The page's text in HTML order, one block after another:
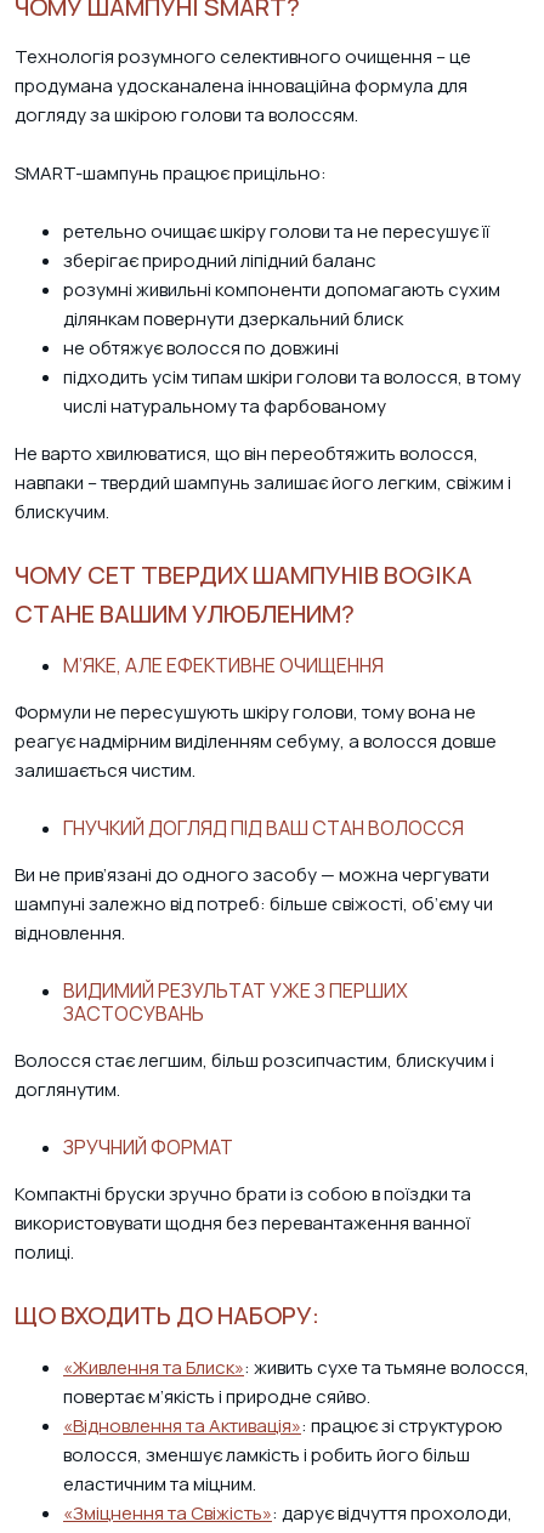
ЧОМУ ШАМПУНІ SMART?
Технологія розумного селективного очищення – це
продумана удосканалена інноваційна формула для
догляду за шкірою голови та волоссям.
SMART-шампунь працює прицільно:
ретельно очищає шкіру голови та не пересушує її
зберігає природний ліпідний баланс
розумні живильні компоненти допомагають сухим
ділянкам повернути дзеркальний блиск
не обтяжує волосся по довжині
підходить усім типам шкіри голови та волосся, в тому
числі натуральному та фарбованому
Не варто хвилюватися, що він переобтяжить волосся,
навпаки – твердий шампунь залишає його легким, свіжим і
блискучим.
ЧОМУ СЕТ ТВЕРДИХ ШАМПУНІВ BOGIKA
СТАНЕ ВАШИМ УЛЮБЛЕНИМ?
М’ЯКЕ, АЛЕ ЕФЕКТИВНЕ ОЧИЩЕННЯ
Формули не пересушують шкіру голови, тому вона не
реагує надмірним виділенням себуму, а волосся довше
залишається чистим.
ГНУЧКИЙ ДОГЛЯД ПІД ВАШ СТАН ВОЛОССЯ
Ви не прив’язані до одного засобу — можна чергувати
шампуні залежно від потреб: більше свіжості, об’єму чи
відновлення.
ВИДИМИЙ РЕЗУЛЬТАТ УЖЕ З ПЕРШИХ
ЗАСТОСУВАНЬ
Волосся стає легшим, більш розсипчастим, блискучим і
доглянутим.
ЗРУЧНИЙ ФОРМАТ
Компактні бруски зручно брати із собою в поїздки та
використовувати щодня без перевантаження ванної
полиці.
ЩО ВХОДИТЬ ДО НАБОРУ:
«Живлення та Блиск»: живить сухе та тьмяне волосся,
повертає м’якість і природне сяйво.
«Відновлення та Активація»: працює зі структурою
волосся, зменшує ламкість і робить його більш
еластичним та міцним.
«Зміцнення та Свіжість»: дарує відчуття прохолоди,